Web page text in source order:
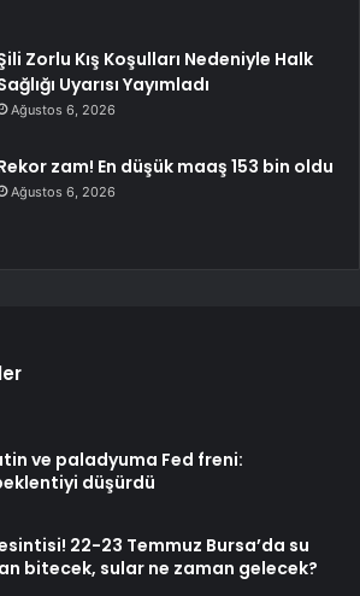
Zorlu Kış Koşulları Nedeniyle Halk
Uyarısı Yayımladı
Ağustos 6, 2026
zam! En düşük maaş 153 bin oldu
Ağustos 6, 2026
ve paladyuma Fed freni:
düşürdü
22-23 Temmuz Bursa’da su
bitecek, sular ne zaman gelecek?